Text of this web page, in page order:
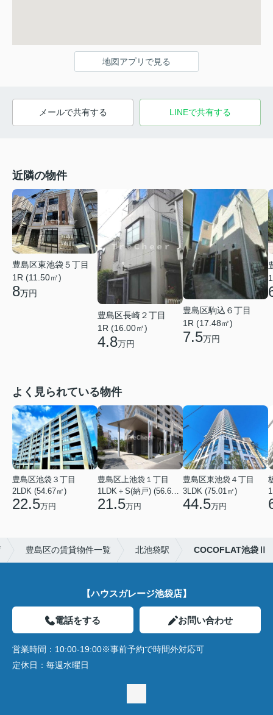
地図アプリで見る
メールで共有する LINEで共有する
近隣の物件
豊島区東池袋５丁目
1R (11.50㎡)
8万円
豊島区長崎２丁目
1R (16.00㎡)
4.8万円
豊島区駒込６丁目
1R (17.48㎡)
7.5万円
よく見られている物件
豊島区池袋３丁目
2LDK (54.67㎡)
22.5万円
豊島区上池袋１丁目
21.5万円
豊島区東池袋４丁目
3LDK (75.01㎡)
44.5万円
豊島区の賃貸物件一覧 北池袋駅 COCOFLAT池袋Ⅱ
【ハウスガレージ池袋店】
電話をする お問い合わせ
営業時間： 10:00-19:00※事前予約で時間外対応可
定休日： 毎週水曜日